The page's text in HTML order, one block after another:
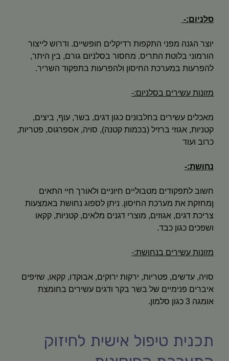
סלניום:-
יוצר הגנה מפני התקפות רדיקלים חופשיים. ודרוש לייצור
הורמוני בלוטת התריס. מחסור בסלניום גורם, בין היתר,
להפרעות במערכת החיסון ולהפרעות בתפקוד השריר.
מזונות עשירים בסלניום:-
מאכלים עשירים בחלבונים כגון דגים, בשר, עוף, ביצים,
קטניות, אגוזי ברזיל (בכמות קטנה), סויה, אספרגוס, פטריות,
כרוב ועוד
נחושת:-
חשוב לתפקודים מטבוליים חיוניים ולאורך חיי התאים
ןמחזקת את מערכת החיסון. ניתן לספוג נחושת באמצעות
צריכת דגים, אגוזים, מוצרי דגנים מלאים, קטניות, קקאו
ושפכים כגון כבד.
מזונות עשירים בנחושת:-
סויה, עדשים, פטריות, ירקות ירוקים, אבוקדו, קקאו, שזיפים
איברים פנימיים של בשר בקר ודגים עשירים בחומצת
אומגה 3 כגון סלמון.
תכנית טיפול אישית לחיזוק